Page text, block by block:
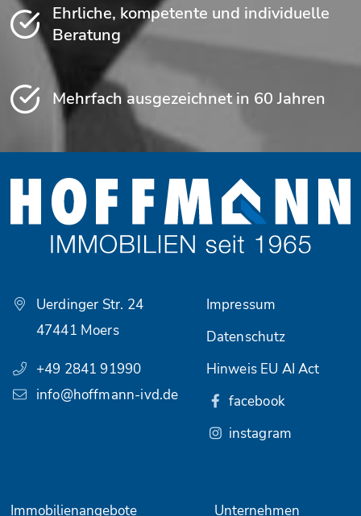
Ehrliche, kompetente und individuelle
Beratung
Mehrfach ausgezeichnet in 60 Jahren
Uerdinger Str. 24
47441 Moers
+49 2841 91990
info@hoffmann-ivd.de
Immobilienangebote Unternehmen
Impressum
Datenschutz
Hinweis EU AI Act
facebook
instagram